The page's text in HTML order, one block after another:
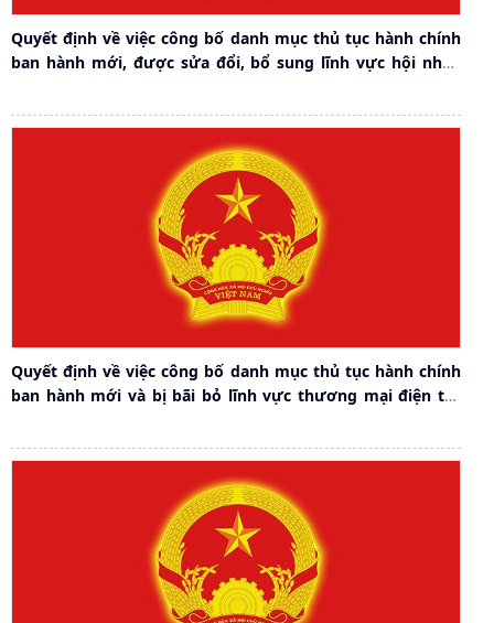
Quyết định về việc công bố danh mục thủ tục hành chính
ban hành mới, được sửa đổi, bổ sung lĩnh vực hội nhập
vi, chức năng quản lý của Sở...
Quyết định về việc công bố danh mục thủ tục hành chính
ban hành mới và bị bãi bỏ lĩnh vực thương mại điện tử,
phạm vi, chức năng quản lý của Sở...